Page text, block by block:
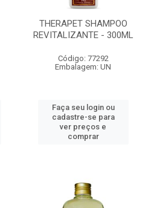
THERAPET SHAMPOO
REVITALIZANTE - 300ML
Código: 77292
Embalagem: UN
Faça seu login ou
cadastre-se para
ver preços e
comprar